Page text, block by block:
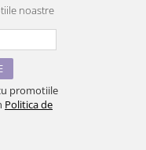
noastre
promotiile
Politica de